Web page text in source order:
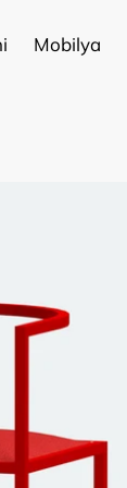
Mobilya